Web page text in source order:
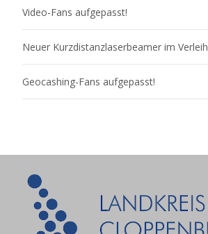
Video-Fans aufgepasst!
Neuer Kurzdistanzlaserbeamer im Verleih
Geocashing-Fans aufgepasst!